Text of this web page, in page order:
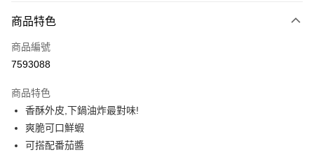
信用卡一次付款
LINE Pay
街口支付
悠遊付
商品特色
商品編號
7593088
商品特色
香酥外皮,下鍋油炸最對味!
爽脆可口鮮蝦
可搭配番茄醬